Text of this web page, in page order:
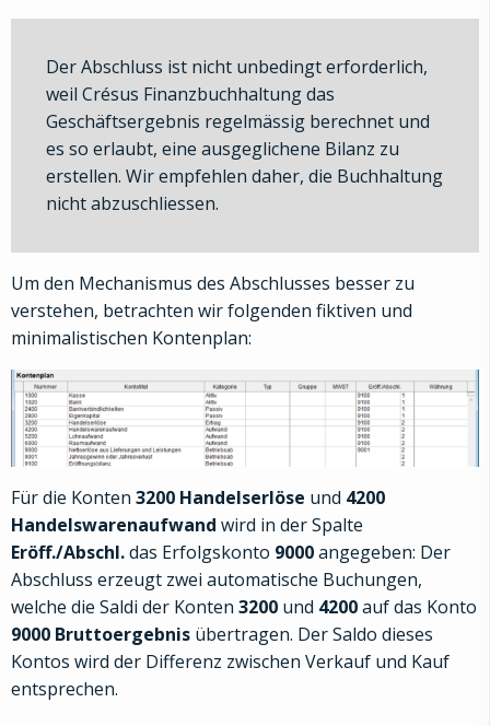
Der Abschluss ist nicht unbedingt erforderlich,
weil Crésus Finanzbuchhaltung das
Geschäftsergebnis regelmässig berechnet und
es so erlaubt, eine ausgeglichene Bilanz zu
erstellen. Wir empfehlen daher, die Buchhaltung
nicht abzuschliessen.
Um den Mechanismus des Abschlusses besser zu
verstehen, betrachten wir folgenden fiktiven und
minimalistischen Kontenplan:
Für die Konten 3200 Handelserlöse und 4200
Handelswarenaufwand wird in der Spalte
Eröff./Abschl.das Erfolgskonto 9000angegeben: Der
Abschluss erzeugt zwei automatische Buchungen,
welche die Saldi der Konten 3200 und 4200auf das Konto
9000 Bruttoergebnis übertragen. Der Saldo dieses
Kontos wird der Differenz zwischen Verkauf und Kauf
entsprechen.